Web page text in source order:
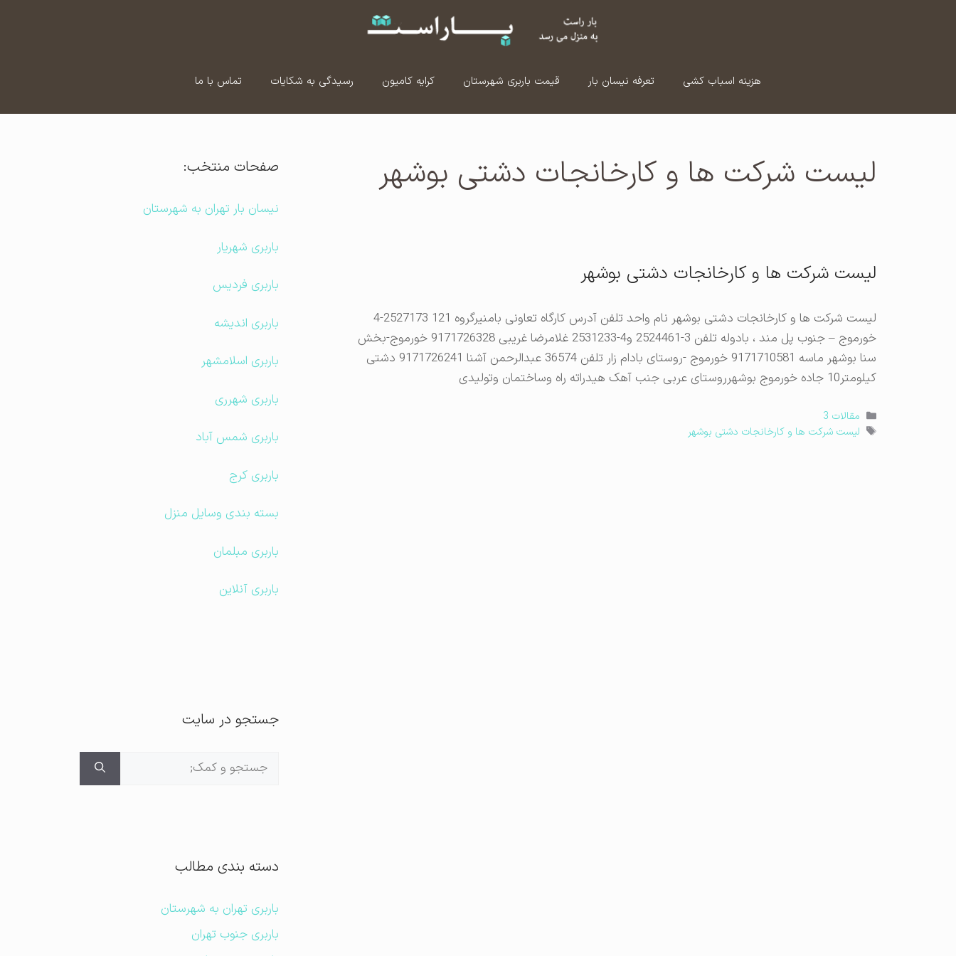
هزینه اسباب کشی تعرفه نیسان بار قیمت باربری شهرستان کرایه کامیون رسیدگی به شکایات تماس با ما
لیست شرکت ها و کارخانجات دشتی بوشهر
لیست شرکت ها و کارخانجات دشتی بوشهر
لیست شرکت ها و کارخانجات دشتی بوشهر نام واحد تلفن آدرس کارگاه تعاونی بامنیرگروه 121 2527173-4
خورموج – جنوب پل مند ، بادوله تلفن 3-2524461 و4-2531233 غلامرضا غریبی 9171726328 خورموج-بخش
سنا بوشهر ماسه 9171710581 خورموج -روستای بادام زار تلفن 36574 عبدالرحمن آشنا 9171726241 دشتی
کیلومتر10 جاده خورموج بوشهرروستای عربی جنب آهک هیدراته راه وساختمان وتولیدی
دسته‌ها
مقالات 3
برچسب‌ها
لیست شرکت ها و کارخانجات دشتی بوشهر
صفحات منتخب:
نیسان بار تهران به شهرستان
باربری شهریار
باربری فردیس
باربری اندیشه
باربری اسلامشهر
باربری شهرری
باربری شمس آباد
باربری کرج
بسته بندی وسایل منزل
باربری مبلمان
باربری آنلاین
جستجو در سایت
جستجوی
دسته بندی مطالب
باربری تهران به شهرستان
باربری جنوب تهران